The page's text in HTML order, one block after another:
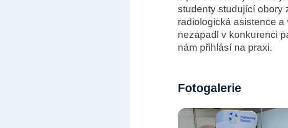
studenty studující obory
radiologická asistence
nezapadl v konkurenci
nám přihlásí na praxi.
Fotogalerie